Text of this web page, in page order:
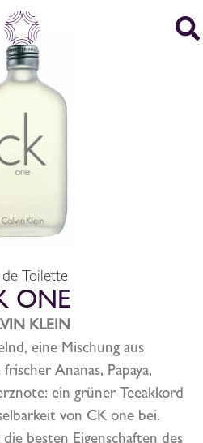
de Toilette
ONE
KLEIN
eine Mischung aus
Ananas, Papaya,
ein grüner Teeakkord
von CK one bei.